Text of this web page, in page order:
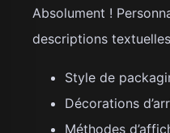
Absolument !
descriptions
Style de
Décorations
Méthodes